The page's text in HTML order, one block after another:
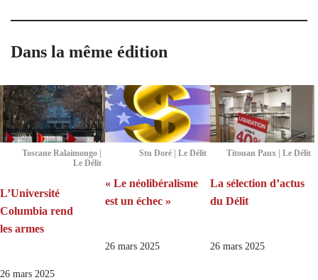
Dans la même édition
Toscane Ralaimongo |
Le Délit
L’Université
Columbia rend
les armes
26 mars 2025
Stu Doré | Le Délit
« Le néolibéralisme
est un échec »
26 mars 2025
Titouan Paux | Le Délit
La sélection d’actus
du Délit
26 mars 2025